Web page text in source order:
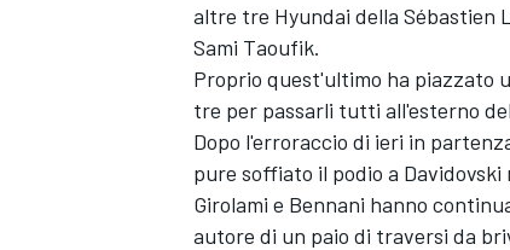
altre tre Hyundai della Sébastien
Sami Taoufik.
Proprio quest'ultimo ha piazzato
tre per passarli tutti all'esterno
Dopo l'erroraccio di ieri in
pure soffiato il podio a
Girolami e Bennani hanno
autore di un paio di traversi da